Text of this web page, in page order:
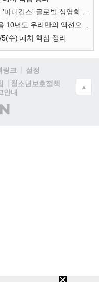
펄어비스, 검은사막 모험가 팬 무비 '마디걸스' 글로벌 상영회 개최
검은사막 북미 서비스 10주년, "다음 10년도 우리만의 액션으로"
수) 패치 핵심 정리
링크
설정
청소년보호정책
안내
▲